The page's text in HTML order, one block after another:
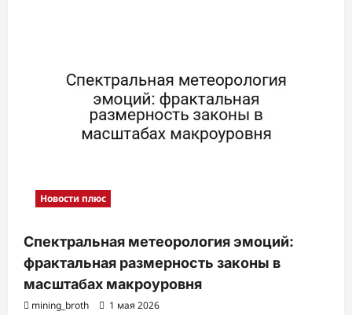
Новости плюс
Спектральная метеорология эмоций:
фрактальная размерность законы в
масштабах макроуровня
mining_broth 1 мая 2026